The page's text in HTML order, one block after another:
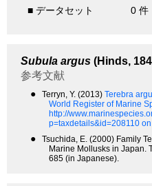
■ データセット
0 件
Subula argus (Hinds,
参考文献
● Terryn, Y. (2013) Terebra
World Register of Marine
http://
p=taxdetails&id=208110
●
Tsuchida, E. (2000) Family
Marine Mollusks in Japan.
685 (in Japanese).